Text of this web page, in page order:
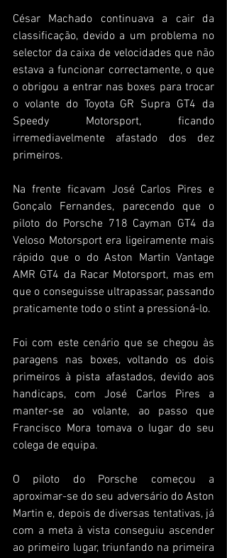
César Machado continuava a cair da
classificação, devido a um problema no
selector da caixa de velocidades que não
estava a funcionar correctamente, o que
o obrigou a entrar nas boxes para trocar
o volante do Toyota GR Supra GT4 da
Speedy Motorsport, ficando
irremediavelmente afastado dos dez
primeiros.
Na frente ficavam José Carlos Pires e
Gonçalo Fernandes, parecendo que o
piloto do Porsche 718 Cayman GT4 da
Veloso Motorsport era ligeiramente mais
rápido que o do Aston Martin Vantage
AMR GT4 da Racar Motorsport, mas em
que o conseguisse ultrapassar, passando
praticamente todo o stint a pressioná-lo.
Foi com este cenário que se chegou às
paragens nas boxes, voltando os dois
primeiros à pista afastados, devido aos
handicaps, com José Carlos Pires a
manter-se ao volante, ao passo que
Francisco Mora tomava o lugar do seu
colega de equipa.
O piloto do Porsche começou a
aproximar-se do seu adversário do Aston
Martin e, depois de diversas tentativas, já
com a meta à vista conseguiu ascender
ao primeiro lugar, triunfando na primeira